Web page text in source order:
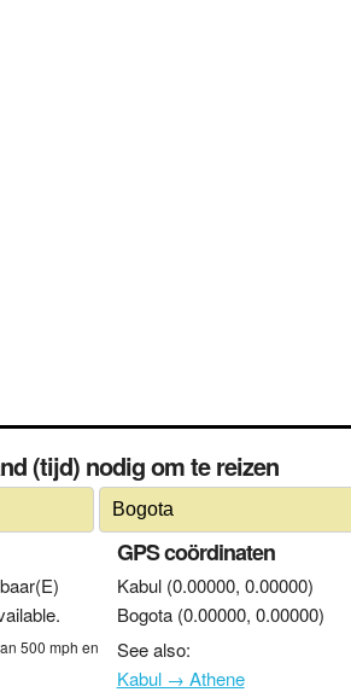
(tijd) nodig om te reizen
500 mph en
GPS coördinaten
Kabul (0.00000, 0.00000)
Bogota (0.00000, 0.00000)
See also:
Kabul → Athene